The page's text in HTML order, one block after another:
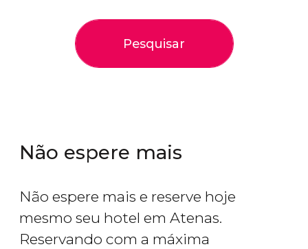
Pesquisar
Não espere mais
Não espere mais e reserve hoje
mesmo seu hotel em Atenas.
Reservando com a máxima